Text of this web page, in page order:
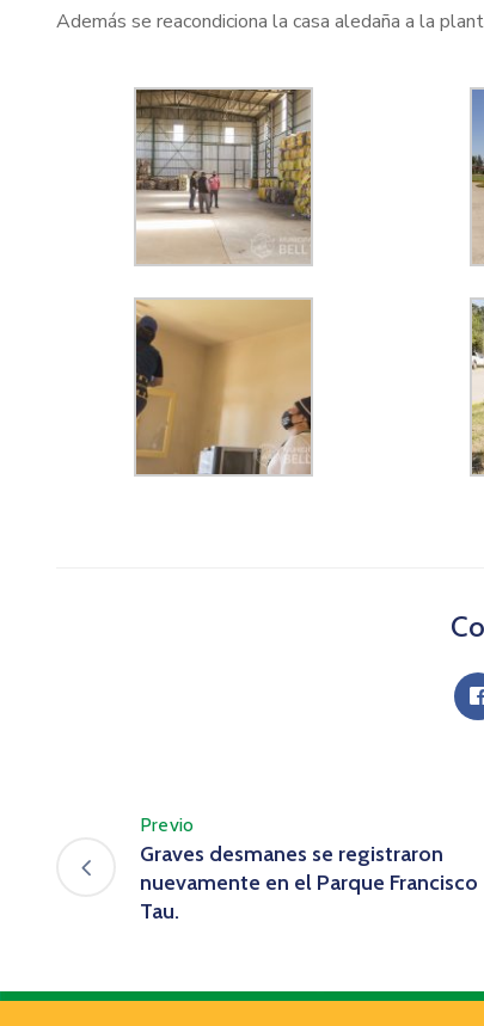
Además se reacondiciona la casa aledaña a la
Previo
Graves desmanes se registraron
nuevamente en el Parque Francisco
Tau.